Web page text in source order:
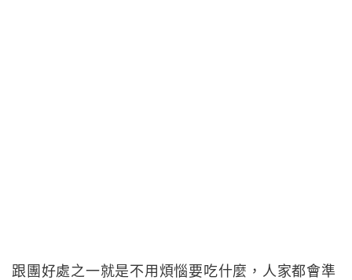
跟團好處之一就是不用煩惱要吃什麼，人家都會準